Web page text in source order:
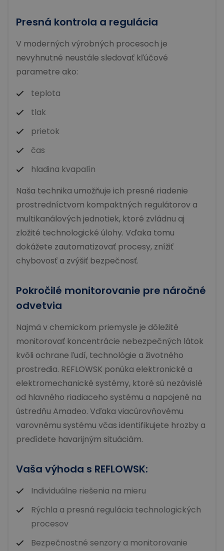
Presná kontrola a regulácia
V moderných výrobných procesoch je
nevyhnutné neustále sledovať kľúčové
parametre ako:
teplota
tlak
prietok
čas
hladina kvapalín
Naša technika umožňuje ich presné riadenie
prostredníctvom kompaktných regulátorov a
multikanálových jednotiek, ktoré zvládnu aj
zložité technologické úlohy. Vďaka tomu
dokážete zautomatizovať procesy, znížiť
chybovosť a zvýšiť bezpečnosť.
Pokročilé monitorovanie pre náročné
odvetvia
Najmä v chemickom priemysle je dôležité
monitorovať koncentrácie nebezpečných látok
kvôli ochrane ľudí, technológie a životného
prostredia. REFLOWSK ponúka elektronické a
elektromechanické systémy, ktoré sú nezávislé
od hlavného riadiaceho systému a napojené na
ústredňu Amadeo. Vďaka viacúrovňovému
varovnému systému včas identifikujete hrozby a
predídete havarijným situáciám.
Vaša výhoda s REFLOWSK:
Individuálne riešenia na mieru
Rýchla a presná regulácia technologických
procesov
Bezpečnostné senzory a monitorovanie